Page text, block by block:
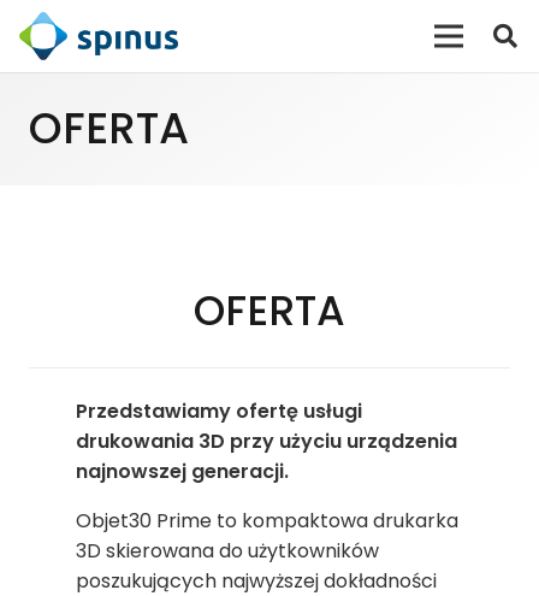
OFERTA
OFERTA
Przedstawiamy ofertę usługi
drukowania 3D przy użyciu urządzenia
najnowszej generacji.
Objet30 Prime to kompaktowa drukarka
3D skierowana do użytkowników
poszukujących najwyższej dokładności